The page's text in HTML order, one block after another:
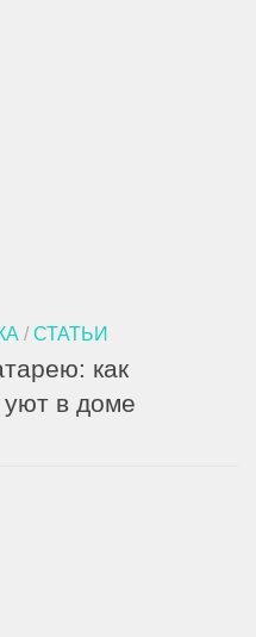
/ СТАТЬИ
как
уют в доме